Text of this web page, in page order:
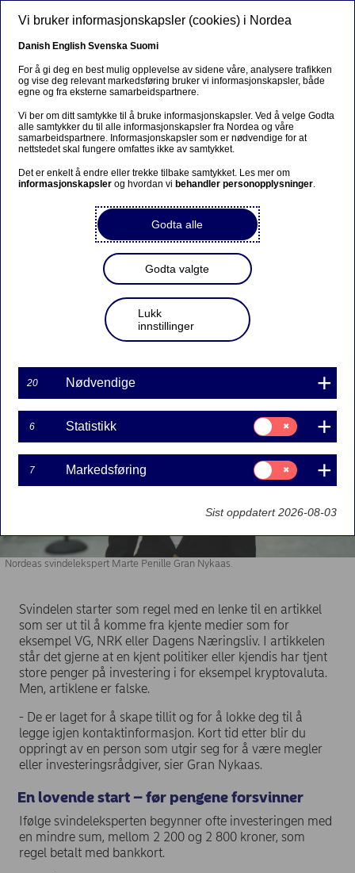
NO
Kraftig økning i
investeringssvindel – slik
unngår du å bli lurt
29-10-2025
- De siste månedene har vi sett en markant økning
i saker der kunder blir utsatt for
investeringsbedrageri. Svindlerne er
profesjonelle, tålmodige og svært overbevisende.
Ofte rammer denne typen svindel menn over 55
år, og særlig de som er aktive på Facebook,
advarer svindelekspert Marte Pernille Gran
Nordeas svindelekspert Marte Penille Gran Nykaas.
Svindelen starter som regel med en lenke til en artikkel
som ser ut til å komme fra kjente medier som for
eksempel VG, NRK eller Dagens Næringsliv. I artikkelen
står det gjerne at en kjent politiker eller kjendis har tjent
store penger på investering i for eksempel kryptovaluta.
Men, artiklene er falske.
- De er laget for å skape tillit og for å lokke deg til å
legge igjen kontaktinformasjon. Kort tid etter blir du
oppringt av en person som utgir seg for å være megler
eller investeringsrådgiver, sier Gran Nykaas.
En lovende start – før pengene forsvinner
Ifølge svindeleksperten begynner ofte investeringen med
en mindre sum, mellom 2 200 og 2 800 kroner, som
regel betalt med bankkort.
Vi bruker informasjonskapsler (cookies) i Nordea
Danish English Svenska Suomi
For å gi deg en best mulig opplevelse av sidene våre, analysere trafikken
og vise deg relevant markedsføring bruker vi informasjonskapsler, både
egne og fra eksterne samarbeidspartnere.
Vi ber om ditt samtykke til å bruke informasjonskapsler. Ved å velge Godta
alle samtykker du til alle informasjonskapsler fra Nordea og våre
samarbeidspartnere. Informasjonskapsler som er nødvendige for at
nettstedet skal fungere omfattes ikke av samtykket.
Det er enkelt å endre eller trekke tilbake samtykket. Les mer om
informasjonskapsler og hvordan vi behandler personopplysninger.
Godta alle
Godta valgte
Lukk
innstillinger
20 Nødvendige
6 Statistikk
Samtykke
til:
Statistikk
7 Markedsføring
Samtykke
til:
Markedsføring
Sist oppdatert 2026-08-03